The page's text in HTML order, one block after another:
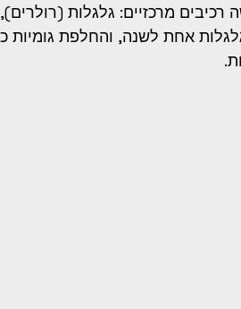
מרכזיים: גלגלות (רולרים),